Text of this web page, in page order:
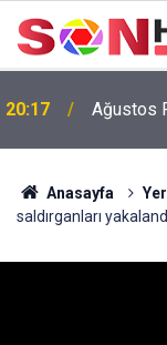
20:17 Ağustos
Anasayfa
saldırganları